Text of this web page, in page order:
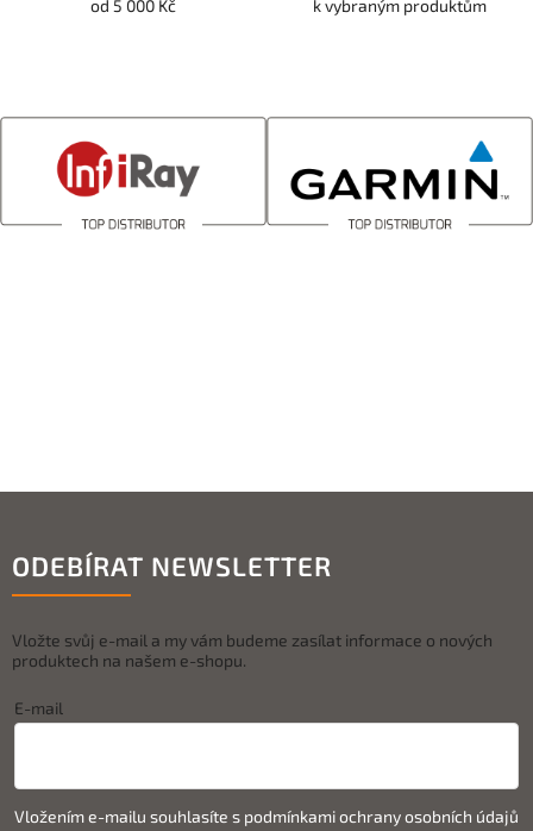
od 5 000 Kč k vybraným produktům
ODEBÍRAT NEWSLETTER
Vložte svůj e-mail a my vám budeme zasílat informace o nových
produktech na našem e-shopu.
E-mail
Vložením e-mailu souhlasíte s podmínkami ochrany osobních údajů